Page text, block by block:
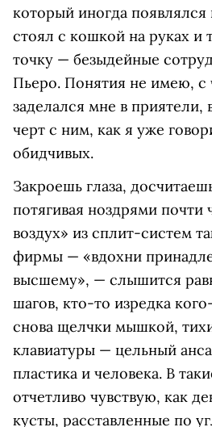
который иногда
стоял с кошкой на руках и
точку — безыдейные
Пьеро. Понятия не имею, с
заделался мне в приятели,
черт с ним, как я уже
обидчивых.
Закроешь глаза,
потягивая ноздрями почти
воздух» из сплит-систем
фирмы — «вдохни
высшему», — слышится
шагов, кто-то изредка
снова щелчки мышкой,
клавиатуры — цельный
пластика и человека. В
отчетливо чувствую, как
кусты, расставленные по